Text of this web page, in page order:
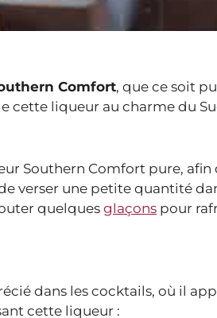
Comfort, que ce soit
cette liqueur au charme du
Southern Comfort pure, afin
verser une petite quantité
quelques glaçons pour
dans les cocktails, où il
cette liqueur :